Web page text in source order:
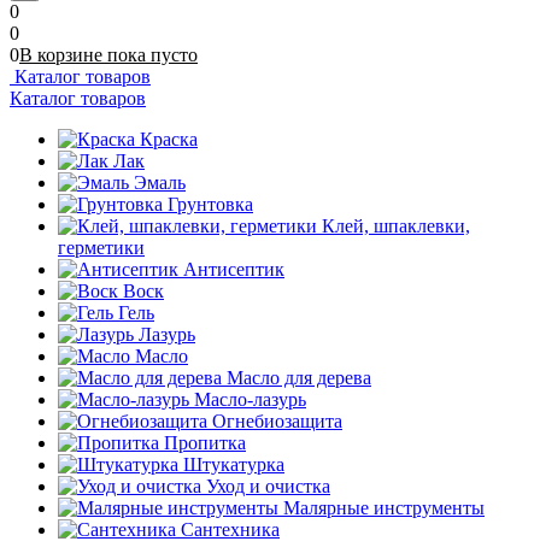
0
0
0В корзине пока пусто
Каталог товаров
Каталог товаров
Краска
Лак
Эмаль
Грунтовка
Клей, шпаклевки,
герметики
Антисептик
Воск
Гель
Лазурь
Масло
Масло для дерева
Масло-лазурь
Огнебиозащита
Пропитка
Штукатурка
Уход и очистка
Малярные инструменты
Сантехника